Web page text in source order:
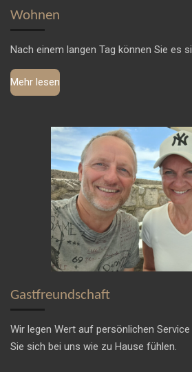
Wohnen
Nach einem langen Tag können Sie es
Mehr lesen
Gastfreundschaft
Wir legen Wert auf persönlichen
Sie sich bei uns wie zu Hause fühlen.